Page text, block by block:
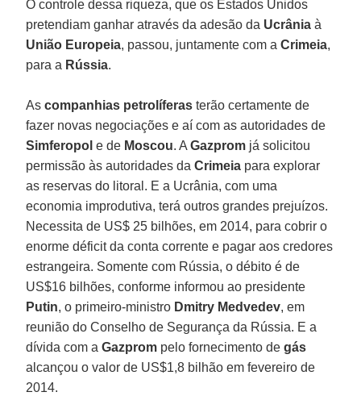
O controle dessa riqueza, que os Estados Unidos
pretendiam ganhar através da adesão da Ucrânia à
União Europeia, passou, juntamente com aCrimeia,
para a Rússia.
Ascompanhias petrolíferas terão certamente de
fazer novas negociações e aí com as autoridades de
Simferopol e de Moscou. AGazprom já solicitou
permissão às autoridades daCrimeia para explorar
as reservas do litoral. E a Ucrânia, com uma
economia improdutiva, terá outros grandes prejuízos.
Necessita de US$ 25 bilhões, em 2014, para cobrir o
enorme déficit da conta corrente e pagar aos credores
estrangeira. Somente com Rússia, o débito é de
US$16 bilhões, conforme informou ao presidente
Putin, o primeiro-ministro Dmitry Medvedev, em
reunião do Conselho de Segurança da Rússia. E a
dívida com aGazprom pelo fornecimento degás
alcançou o valor de US$1,8 bilhão em fevereiro de
2014.